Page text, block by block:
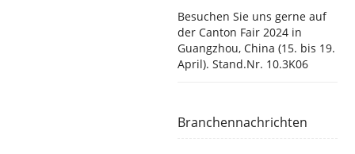
Besuchen Sie uns gerne auf
der Canton Fair 2024 in
Guangzhou, China (15. bis 19.
April). Stand.Nr. 10.3K06
Branchennachrichten